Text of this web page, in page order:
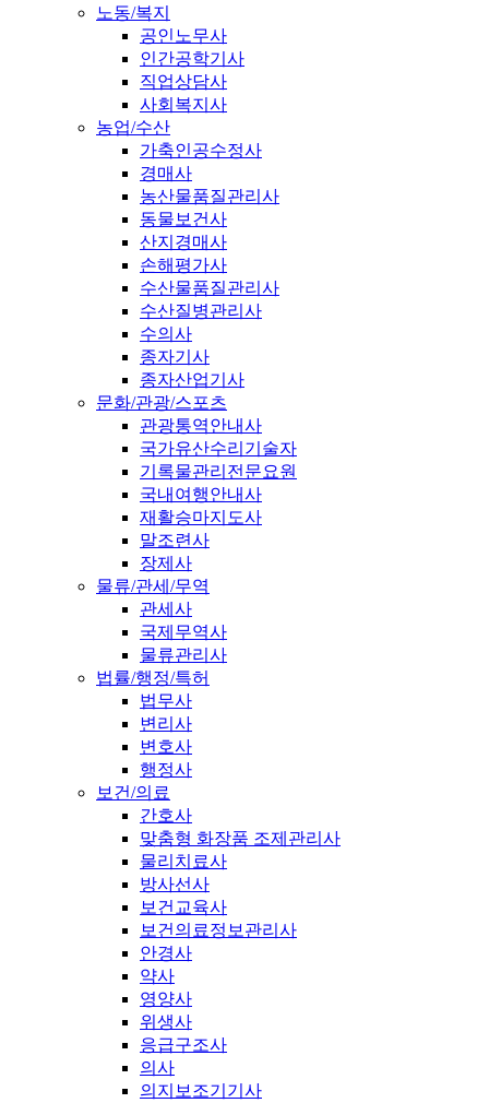
노동/복지
공인노무사
인간공학기사
직업상담사
사회복지사
농업/수산
가축인공수정사
경매사
농산물품질관리사
동물보건사
산지경매사
손해평가사
수산물품질관리사
수산질병관리사
수의사
종자기사
종자산업기사
문화/관광/스포츠
관광통역안내사
국가유산수리기술자
기록물관리전문요원
국내여행안내사
재활승마지도사
말조련사
장제사
물류/관세/무역
관세사
국제무역사
물류관리사
법률/행정/특허
법무사
변리사
변호사
행정사
보건/의료
간호사
맞춤형 화장품 조제관리사
물리치료사
방사선사
보건교육사
보건의료정보관리사
안경사
약사
영양사
위생사
응급구조사
의사
의지보조기기사